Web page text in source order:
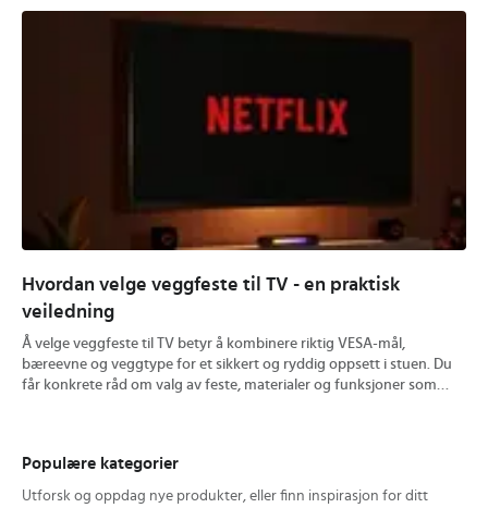
Hvordan velge veggfeste til TV - en praktisk
veiledning
Å velge veggfeste til TV betyr å kombinere riktig VESA-mål,
bæreevne og veggtype for et sikkert og ryddig oppsett i stuen. Du
får konkrete råd om valg av feste, materialer og funksjoner som
Populære kategorier
Utforsk og oppdag nye produkter, eller finn inspirasjon for ditt